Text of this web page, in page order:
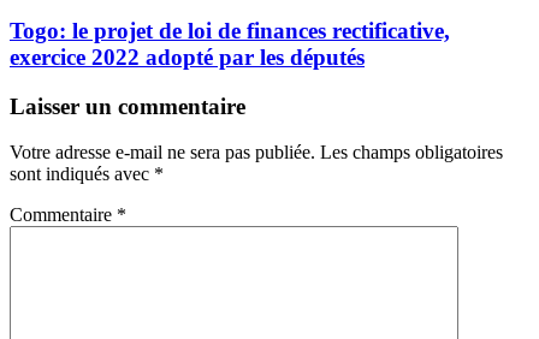
Togo: le projet de loi de finances rectificative,
exercice 2022 adopté par les députés
Laisser un commentaire
Votre adresse e-mail ne sera pas publiée. Les champs obligatoires
sont indiqués avec *
Commentaire *